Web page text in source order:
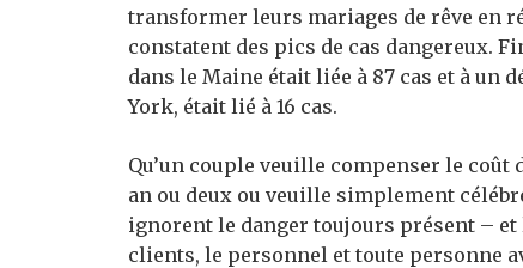
transformer leurs mariages de rêve en
constatent des pics de cas dangereux.
dans le Maine était liée à 87 cas et à un
York, était lié à 16 cas.
Qu’un couple veuille compenser le coût
an ou deux ou veuille simplement
ignorent le danger toujours présent –
clients, le personnel et toute personne